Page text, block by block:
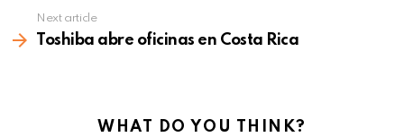
Next article
Toshiba abre oficinas en Costa Rica
WHAT DO YOU THINK?